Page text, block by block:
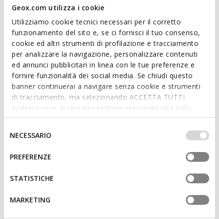
Geox.com utilizza i cookie
Utilizziamo cookie tecnici necessari per il corretto
funzionamento del sito e, se ci fornisci il tuo consenso,
cookie ed altri strumenti di profilazione e tracciamento
per analizzare la navigazione, personalizzare contenuti
ed annunci pubblicitari in linea con le tue preferenze e
fornire funzionalità dei social media. Se chiudi questo
banner continuerai a navigare senza cookie e strumenti
di tracciamento, ma selezionando ACCETTA TUTTI
godrai invece di una navigazione personalizzata sulla
base dei tuoi gusti ed interessi. Selezionando
IMPOSTAZIONI potrai anche scegliere quali cookies ed
altri strumenti di tracciamento autorizzare. Per maggiori
informazioni o per modificare in qualsiasi momento le
tue impostazioni, visita la nostra
del
consenso
NECESSARIO
PREFERENZE
STATISTICHE
MARKETING
ADRIEL BAMBINA
Sandali aperti
da€31,52
Price reduced from
to
Prezzo precedente
ADRIEL BAMBINA
Sandali aperti
da€31,52
Price reduced from
to